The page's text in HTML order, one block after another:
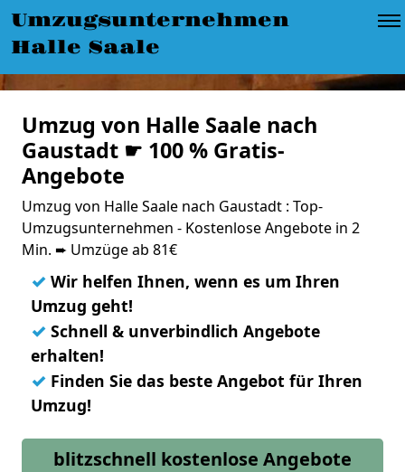
Umzugsunternehmen
Halle Saale
Umzug von Halle Saale nach
Gaustadt ☛ 100 % Gratis-
Angebote
Umzug von Halle Saale nach Gaustadt : Top-
Umzugsunternehmen - Kostenlose Angebote in 2
Min. ➨ Umzüge ab 81€
✓ Wir helfen Ihnen, wenn es um Ihren
Umzug geht!
✓ Schnell & unverbindlich Angebote
erhalten!
✓ Finden Sie das beste Angebot für Ihren
Umzug!
blitzschnell kostenlose Angebote